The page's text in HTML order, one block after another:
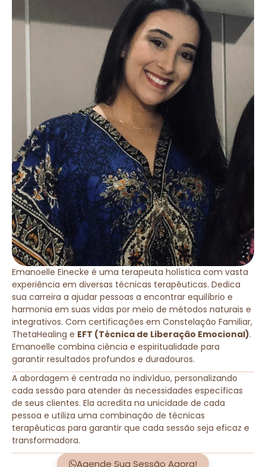
Emanoelle Einecke é uma terapeuta holística com vasta
experiência em diversas técnicas terapêuticas. Dedica
sua carreira a ajudar pessoas a encontrar equilíbrio e
harmonia em suas vidas por meio de métodos naturais e
integrativos. Com certificações em Constelação Familiar,
ThetaHealing e EFT (Técnica de Liberação Emocional).
Emanoelle combina ciência e espiritualidade para
garantir resultados profundos e duradouros.
A abordagem é centrada no indivíduo, personalizando
cada sessão para atender às necessidades específicas
de seus clientes. Ela acredita na unicidade de cada
pessoa e utiliza uma combinação de técnicas
terapêuticas para garantir que cada sessão seja eficaz e
transformadora.
Agende Sua Sessão Agora!